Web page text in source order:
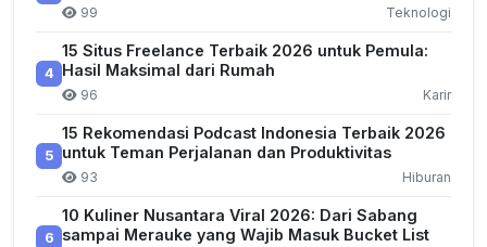
99 Teknologi
4
15 Situs Freelance Terbaik 2026 untuk Pemula:
Hasil Maksimal dari Rumah
96 Karir
5
15 Rekomendasi Podcast Indonesia Terbaik 2026
untuk Teman Perjalanan dan Produktivitas
93 Hiburan
6
10 Kuliner Nusantara Viral 2026: Dari Sabang
sampai Merauke yang Wajib Masuk Bucket List